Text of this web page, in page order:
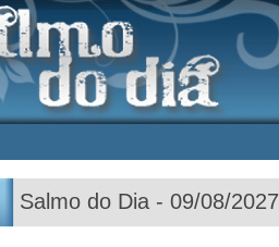
Salmo do Dia - 09/08/2027